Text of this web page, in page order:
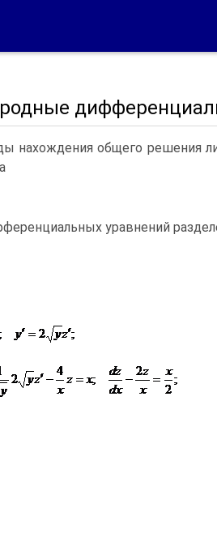
нахождения общего решения
уравнений